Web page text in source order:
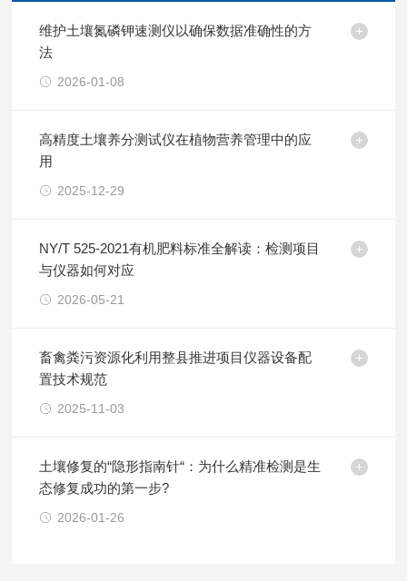
维护土壤氮磷钾速测仪以确保数据准确性的方
法
2026-01-08
高精度土壤养分测试仪在植物营养管理中的应
用
2025-12-29
NY/T 525-2021有机肥料标准全解读：检测项目
与仪器如何对应
2026-05-21
畜禽粪污资源化利用整县推进项目仪器设备配
置技术规范
2025-11-03
土壤修复的“隐形指南针“：为什么精准检测是生
态修复成功的第一步?
2026-01-26